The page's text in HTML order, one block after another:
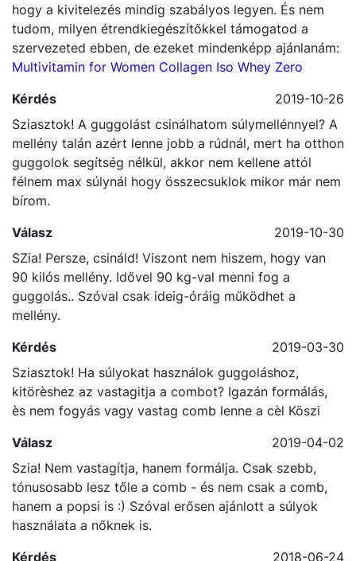
nyugodtan emelhetsz a súlyon, de arra kell figyelni,
hogy a kivitelezés mindig szabályos legyen. És nem
tudom, milyen étrendkiegészítőkkel támogatod a
szervezeted ebben, de ezeket mindenképp ajánlanám:
Kérdés
2019-10-26
Sziasztok! A guggolást csinálhatom súlymellénnyel? A
mellény talán azért lenne jobb a rúdnál, mert ha otthon
guggolok segítség nélkül, akkor nem kellene attól
félnem max súlynál hogy összecsuklok mikor már nem
Válasz
2019-10-30
SZia! Persze, csináld! Viszont nem hiszem, hogy van
90 kilós mellény. Idővel 90 kg-val menni fog a
guggolás.. Szóval csak ideig-óráig működhet a
Kérdés
2019-03-30
Sziasztok! Ha súlyokat használok guggoláshoz,
kitörèshez az vastagitja a combot? Igazán formálás,
Válasz
2019-04-02
Szia! Nem vastagítja, hanem formálja. Csak szebb,
tónusosabb lesz tőle a comb - és nem csak a comb,
hanem a popsi is :) Szóval erősen ajánlott a súlyok